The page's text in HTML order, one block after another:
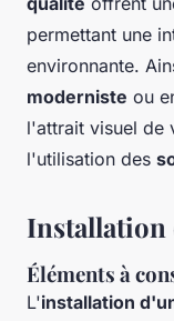
permettant une
environnante.
moderniste ou
l'attrait visuel de
l'utilisation des
Installation
Éléments à
L'installation